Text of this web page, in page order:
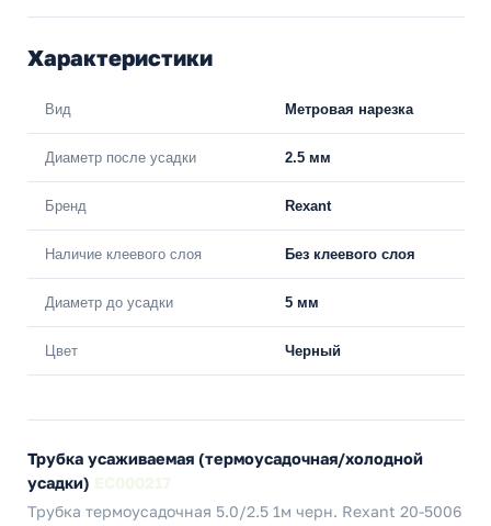
Характеристики
Вид Метровая нарезка
Диаметр после усадки 2.5 мм
Бренд Rexant
Наличие клеевого слоя Без клеевого слоя
Диаметр до усадки 5 мм
Цвет Черный
Трубка усаживаемая (термоусадочная/холодной
усадки)
Трубка термоусадочная 5.0/2.5 1м черн. Rexant 20-5006